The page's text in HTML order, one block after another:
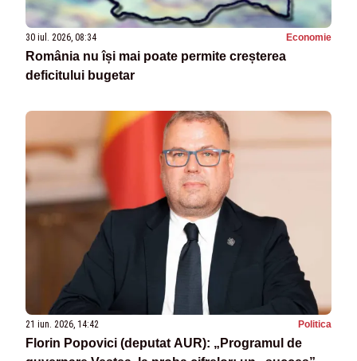
30 iul. 2026, 08:34 Economie
România nu își mai poate permite creșterea
deficitului bugetar
21 iun. 2026, 14:42 Politica
Florin Popovici (deputat AUR): „Programul de